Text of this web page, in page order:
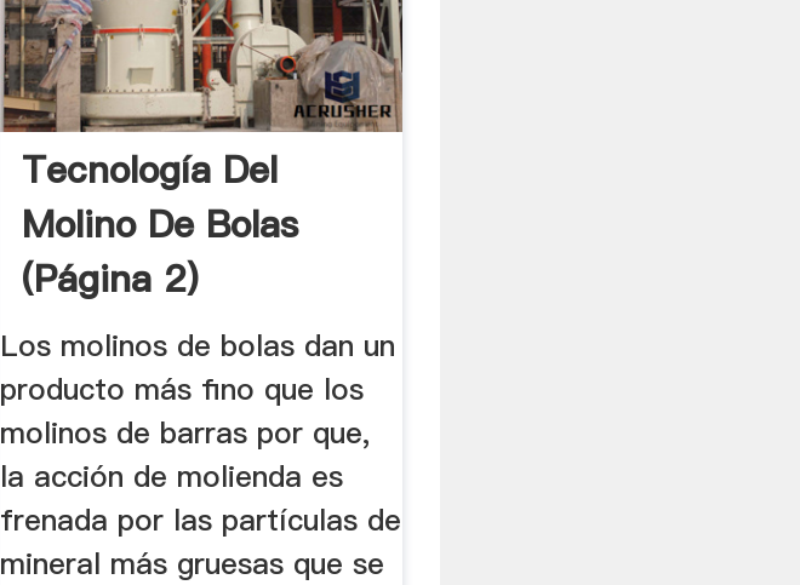
Tecnología Del
Molino De Bolas
(página 2)
Los molinos de bolas dan un
producto más fino que los
molinos de barras por que,
la acción de molienda es
frenada por las partículas de
mineral más gruesas que se